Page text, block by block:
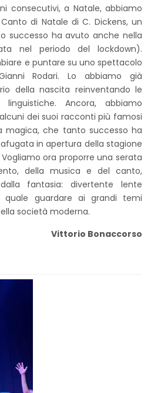
consecutivi, a Natale, abbiamo
di Natale di C. Dickens, un
successo ha avuto anche nella
nel periodo del lockdown).
e puntare su uno spettacolo
Rodari. Lo abbiamo già
della nascita reinventando le
Ancora, abbiamo
dei suoi racconti più famosi
magica, che tanto successo ha
in apertura della stagione
ora proporre una serata
della musica e del canto,
fantasia: divertente lente
quale guardare ai grandi temi
società moderna.
Vittorio Bonaccorso